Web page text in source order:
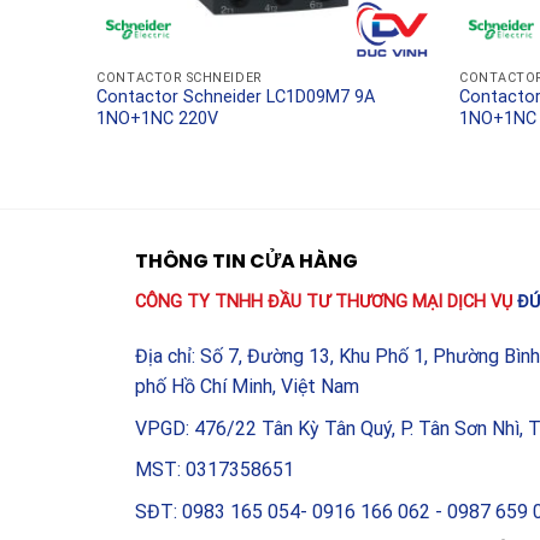
trong môi trường khắc nghiệt.
Tại sao nên lựa chọn sản
Lựa chọnContactor Schneider LC1E3801M5 38A
thường gây ra các sự cố chập cháy nguy hiểm.
CONTACTOR SCHNEIDER
Contactor Schneider LC1D09M7 9A
1NO+1NC 220V
Contactor
THÔNG TIN CỬA HÀNG
CÔNG TY TNHH ĐẦU TƯ THƯƠNG MẠI DỊCH VỤ
Địa chỉ: Số 7, Đường 13, Khu Phố 1, Phường
phố Hồ Chí Minh, Việt Nam
VPGD: 476/22 Tân Kỳ Tân Quý, P. Tân Sơn Nhì,
MST: 0317358651
SĐT: 0983 165 054- 0916 166 062 - 0987 659